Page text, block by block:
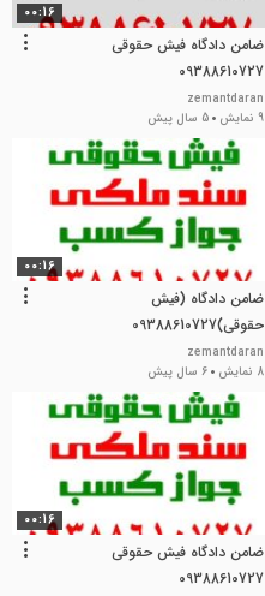
00:16
ضامن دادگاه فیش حقوقی
09388610727
zemantdaran
9 نمایش
5 سال پیش
00:16
ضامن دادگاه (فیش
حقوقی)09388610727
zemantdaran
8 نمایش
6 سال پیش
00:16
ضامن دادگاه فیش حقوقی
09388610727